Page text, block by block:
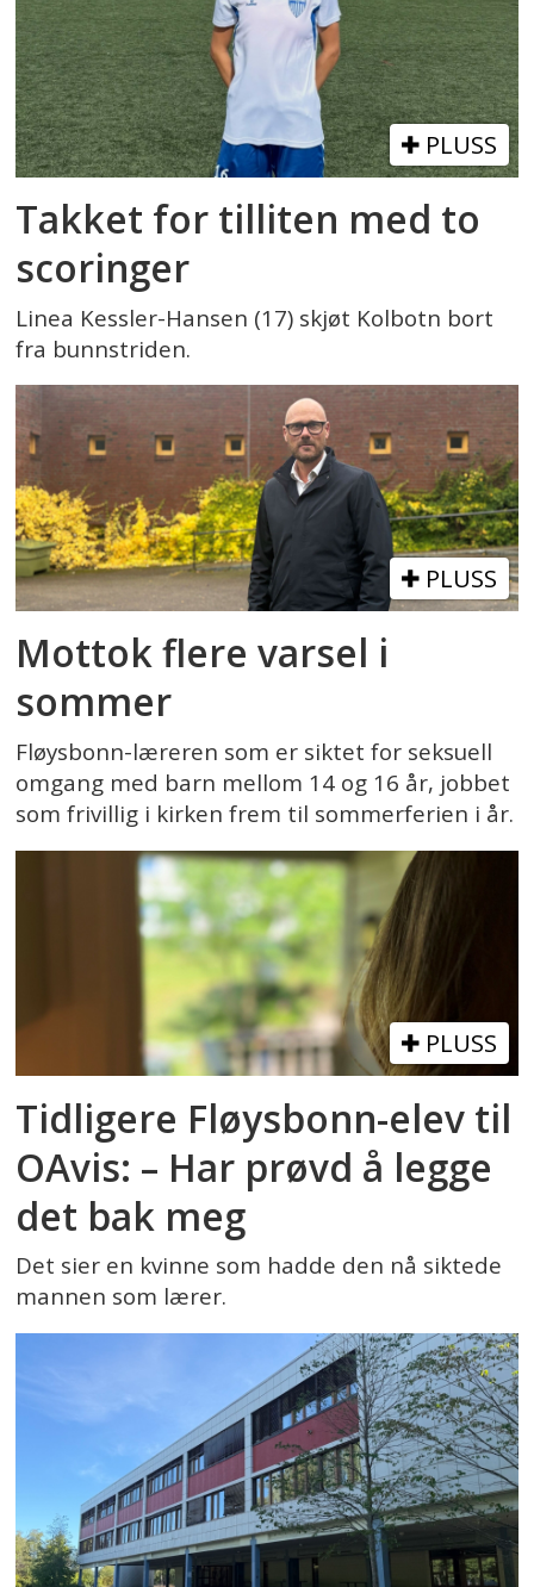
PLUSS
Takket for tilliten med to
scoringer
Linea Kessler-Hansen (17) skjøt Kolbotn bort
fra bunnstriden.
PLUSS
Mottok flere varsel i
sommer
Fløysbonn-læreren som er siktet for seksuell
omgang med barn mellom 14 og 16 år, jobbet
som frivillig i kirken frem til sommerferien i år.
PLUSS
Tidligere Fløysbonn-elev til
OAvis: – Har prøvd å legge
det bak meg
Det sier en kvinne som hadde den nå siktede
mannen som lærer.